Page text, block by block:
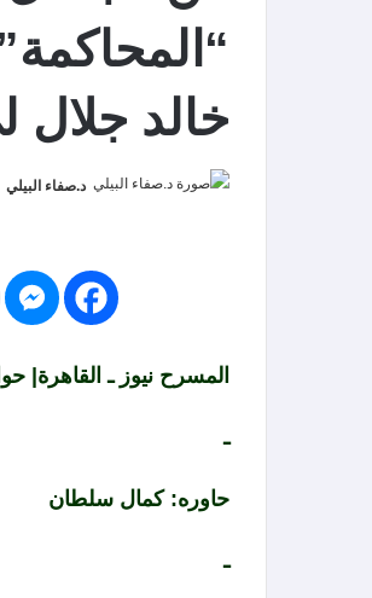
خالد
د.صفاء البيلي
المسرح نيوز ـ القاهرة|
ـ
حاوره: كمال سلطان
ـ